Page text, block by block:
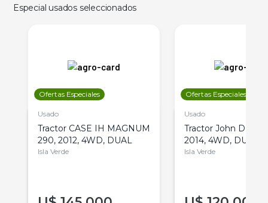
Especial usados seleccionados
Ofertas Especiales
Usado
Tractor CASE IH MAGNUM
290, 2012, 4WD, DUAL
Isla Verde
Ofertas Especiales
Usado
Tractor John Deere
2014, 4WD, DUAL
Isla Verde